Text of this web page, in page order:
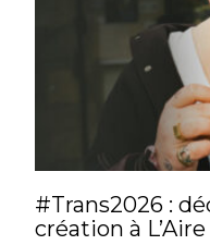
#Trans2026 :
création à